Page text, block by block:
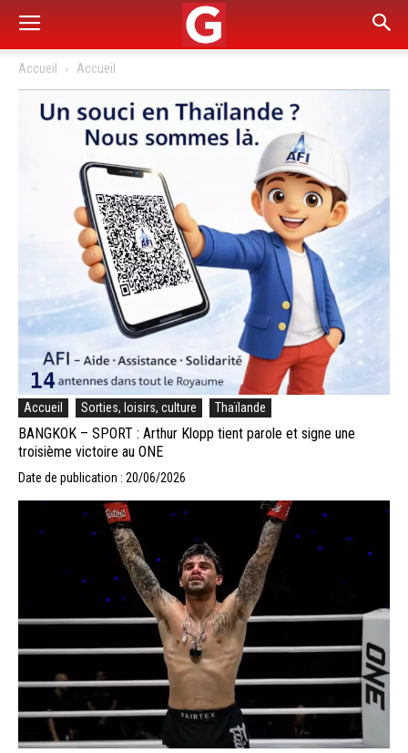
Accueil Accueil
Accueil Sorties, loisirs, culture Thaïlande
BANGKOK – SPORT : Arthur Klopp tient parole et signe une
troisième victoire au ONE
Date de publication : 20/06/2026